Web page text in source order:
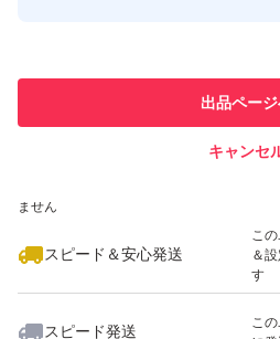
⑮ロイヤルパープル(285)
⑯マットパープル(230)
写真4
⑱クレイブラウン(563)
引
での
ません
スピード＆安心発送
こ
＆
す
スピード発送
こ
出品ペー
キャンセ